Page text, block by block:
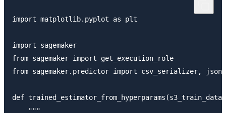
import matplotlib.pyplot as plt
import sagemaker
from sagemaker import get_execution_role
from sagemaker.predictor import csv_serializer,
def
    """